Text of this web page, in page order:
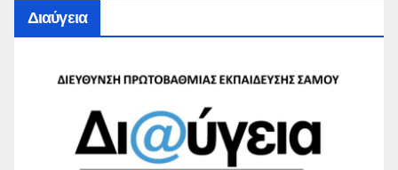
Διαύγεια